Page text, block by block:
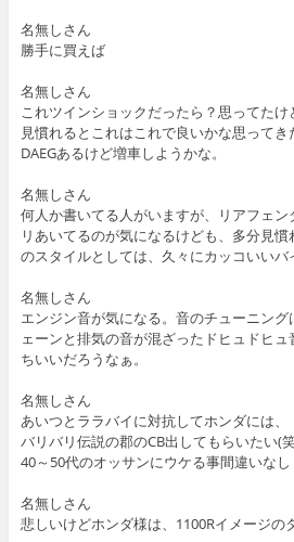
名無しさん
勝手に買えば
名無しさん
これツインショックだったら？思ってたけ
見慣れるとこれはこれで良いかな思ってき
DAEGあるけど増車しようかな。
名無しさん
何人か書いてる人がいますが、リアフェ
リあいてるのが気になるけども、多分見
のスタイルとしては、久々にカッコいいバ
名無しさん
エンジン音が気になる。音のチューニン
ェーンと排気の音が混ざったドヒュドヒ
ちいいだろうなぁ。
名無しさん
あいつとララバイに対抗してホンダには、
バリバリ伝説の郡のCB出してもらいたい(
40～50代のオッサンにウケる事間違いなし
名無しさん
悲しいけどホンダ様は、1100Rイメージの